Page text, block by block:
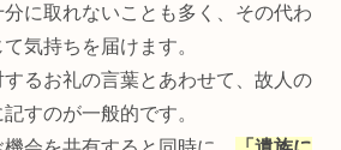
に取れないことも多く、その代わ
気持ちを届けます。
るお礼の言葉とあわせて、故人の
すのが一般的です。